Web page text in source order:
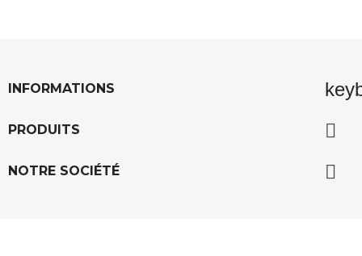
INFORMATIONS
PRODUITS 
NOTRE SOCIÉTÉ 